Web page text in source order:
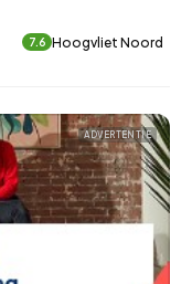
7.6 Hoogvliet Noord
ADVERTENTIE